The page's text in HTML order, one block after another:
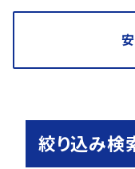
絞り込み検